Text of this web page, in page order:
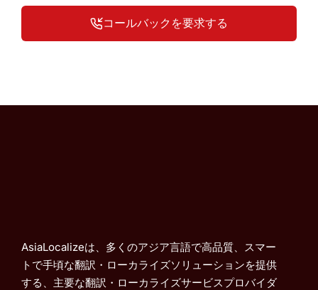
コールバックを要求する
AsiaLocalizeは、多くのアジア言語で高品質、スマー
トで手頃な翻訳・ローカライズソリューションを提供
する、主要な翻訳・ローカライズサービスプロバイダ